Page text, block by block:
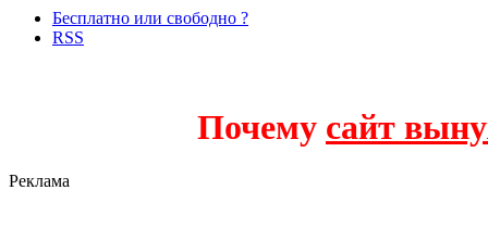
Бесплатно или свободно ?
RSS
Почему сайт
Реклама